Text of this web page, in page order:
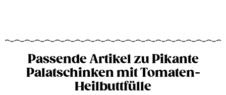
Passende Artikel zu Pikante
Palatschinken mit Tomaten-
Heilbuttfülle